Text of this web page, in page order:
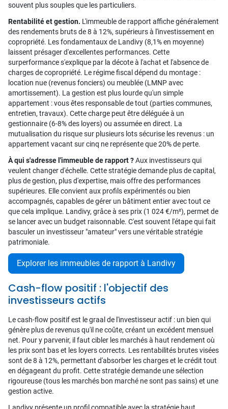
souvent plus souples que les particuliers.
Rentabilité et gestion. L'immeuble de rapport affiche généralement
des rendements bruts de 8 à 12%, supérieurs à l'investissement en
copropriété. Les fondamentaux de Landivy (8,1% en moyenne)
laissent présager d'excellentes performances. Cette
surperformance s'explique par la décote à l'achat et l'absence de
charges de copropriété. Le régime fiscal dépend du montage :
location nue (revenus fonciers) ou meublée (LMNP avec
amortissement). La gestion est plus lourde qu'un simple
appartement : vous êtes responsable de tout (parties communes,
entretien, travaux). Cette charge peut être déléguée à un
gestionnaire (6-8% des loyers) ou assumée en direct. La
mutualisation du risque sur plusieurs lots sécurise les revenus : un
appartement vacant sur cinq ne représente que 20% de perte.
À qui s'adresse l'immeuble de rapport ?Aux investisseurs qui
veulent changer d'échelle. Cette stratégie demande plus de capital,
plus de gestion, plus d'expertise, mais offre des performances
supérieures. Elle convient aux profils expérimentés ou bien
accompagnés, capables de gérer un bâtiment entier avec tout ce
que cela implique. Landivy, grâce à ses prix (1 024 €/m²), permet de
se lancer avec un budget raisonnable. C'est souvent l'étape qui fait
basculer un investisseur "amateur" vers une véritable stratégie
patrimoniale.
Explorer les immeubles de rapport à Landivy
Cash-flow positif : l'objectif des
investisseurs actifs
Le cash-flow positif est le graal de l'investisseur actif : un bien qui
génère plus de revenus qu'il ne coûte, créant un excédent mensuel
net. Pour y parvenir, il faut cibler les marchés à haut rendement où
les prix sont bas et les loyers corrects. Les rentabilités brutes visées
sont de 8 à 12%, permettant d'absorber les charges et le crédit tout
en dégageant du profit. Cette stratégie demande une sélection
rigoureuse (tous les marchés bon marché ne sont pas sains) et une
gestion active.